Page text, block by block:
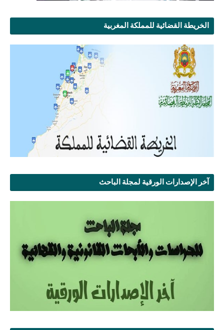
الخريطة القضائية للمملكة المغربية
آخر الإصدارات الورقية لمجلة الباحث